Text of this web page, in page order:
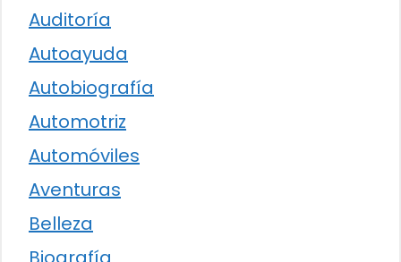
Auditoría
Autoayuda
Autobiografía
Automotriz
Automóviles
Aventuras
Belleza